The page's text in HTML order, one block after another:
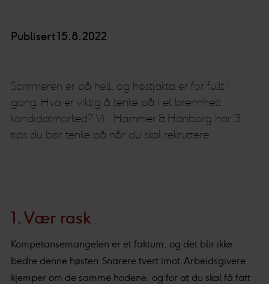
Publisert 15.8.2022
Sommeren er på hell, og høstjakta er for fullt i
gang. Hva er viktig å tenke på i et brennhett
kandidatmarked? Vi i Hammer & Hanborg har 3
tips du bør tenke på når du skal rekruttere.
1. Vær rask
Kompetansemangelen er et faktum, og det blir ikke
bedre denne høsten. Snarere tvert imot. Arbeidsgivere
kjemper om de samme hodene, og for at du skal få fatt